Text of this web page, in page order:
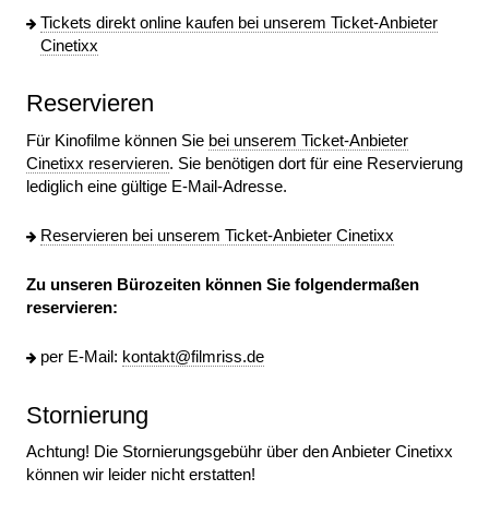
Tickets direkt online kaufen bei unserem Ticket-Anbieter
Cinetixx
Reservieren
Für Kinofilme können Sie bei unserem Ticket-Anbieter
Cinetixx reservieren. Sie benötigen dort für eine Reservierung
lediglich eine gültige E-Mail-Adresse.
Reservieren bei unserem Ticket-Anbieter Cinetixx
Zu unseren Bürozeiten können Sie folgendermaßen
reservieren:
per E-Mail: kontakt@filmriss.de
Stornierung
Achtung! Die Stornierungsgebühr über den Anbieter Cinetixx
können wir leider nicht erstatten!